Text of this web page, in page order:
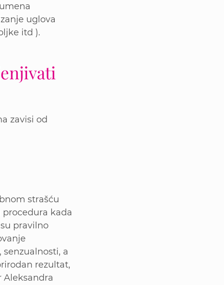
uglova
itd ).
zavisi od
strašću
kada
pravilno
a
rezultat,
Aleksandra